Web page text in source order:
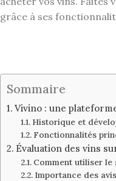
grâce à ses
Sommaire
Vivino : une
Historique et
Fonctionnalités
Évaluation des vins
Comment utiliser le
Importance des